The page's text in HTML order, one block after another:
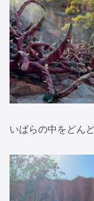
いばらの中をどん